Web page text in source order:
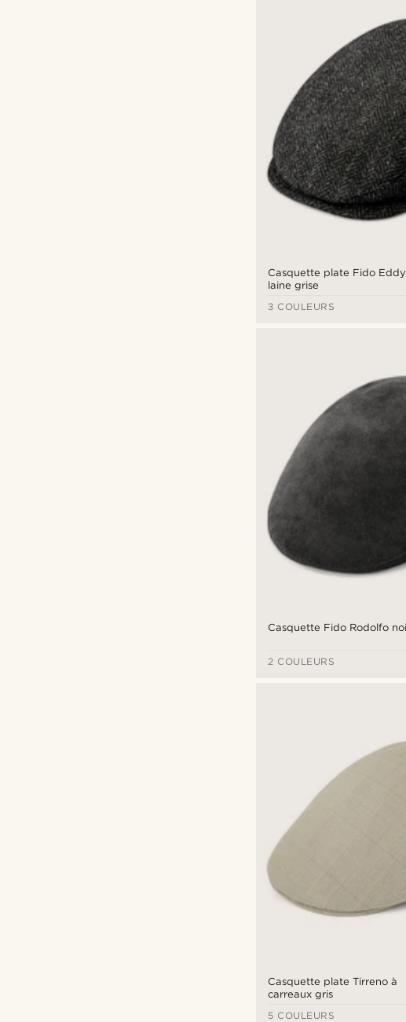
Casquette plate Fido
laine grise
3 COULEURS
Casquette Fido Rodolfo
2 COULEURS
Casquette plate Tirreno à
carreaux gris
5 COULEURS